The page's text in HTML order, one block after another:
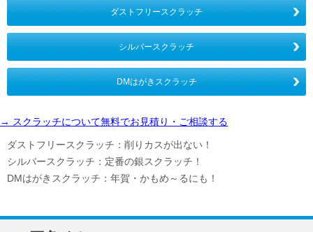
ダストフリースクラッチ
シルバースクラッチ
DMはがきスクラッチ
→ スクラッチについて無料でお見積り・ご相談する
ダストフリースクラッチ：削りカスが出ない！
シルバースクラッチ：定番の銀スクラッチ！
DMはがきスクラッチ：年賀・かもめ～るにも！